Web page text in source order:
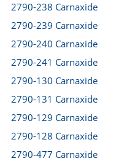
2790-238 Carnaxide
2790-239 Carnaxide
2790-240 Carnaxide
2790-241 Carnaxide
2790-130 Carnaxide
2790-131 Carnaxide
2790-129 Carnaxide
2790-128 Carnaxide
2790-477 Carnaxide